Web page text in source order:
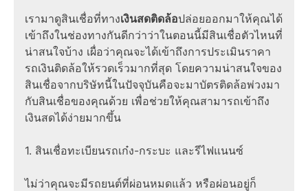
เรามาดูสินเชื่อที่ทางเงินสดติดล้อปล่อยออกมาให้คุณได้
เข้าถึงในช่องทางกันดีกว่าว่าในตอนนี้มีสินเชื่อตัวไหนที่
น่าสนใจบ้าง เผื่อว่าคุณจะได้เข้าถึงการประเมินราคา
รถเงินติดล้อให้รวดเร็วมากที่สุด โดยความน่าสนใจของ
สินเชื่อจากบริษัทนี้ในปัจจุบันคือจะมาบัตรติดล้อพ่วงมา
กับสินเชื่อของคุณด้วย เพื่อช่วยให้คุณสามารถเข้าถึง
เงินสดได้ง่ายมากขึ้น
1. สินเชื่อทะเบียนรถเก๋ง-กระบะ และรีไฟแนนซ์
ไม่ว่าคุณจะมีรถยนต์ที่ผ่อนหมดแล้ว หรือผ่อนอยู่ก็